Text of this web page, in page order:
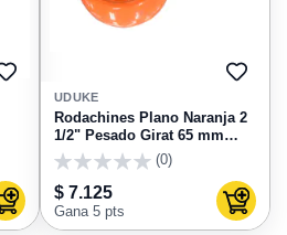
AGREGAR
FAVORITOS
Agregar al carrito
UDUKE
Rodachines Plano Naranja 2
1/2" Pesado Girat 65 mm
HT30085
(0)
$ 7.125
Gana 5 pts